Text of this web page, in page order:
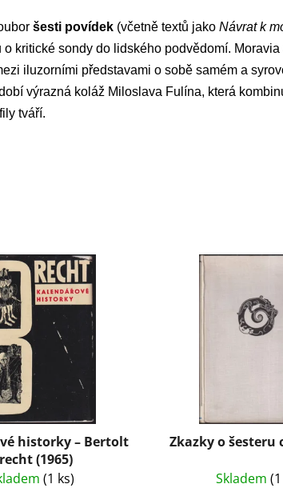
šesti povídek (včetně textů jako Návrat k
kritické sondy do lidského podvědomí.
iluzorními představami o sobě samém a
výrazná koláž Miloslava Fulína, která
tváří.
historky – Bertolt
(1965)
(1 ks)
Zkazky o šesteru
Skladem